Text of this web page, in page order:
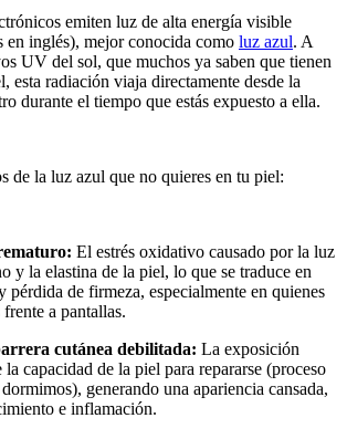
emiten luz de alta energía visible
en inglés), mejor conocida como luz azul. A
UV del sol, que muchos ya saben que tienen
esta radiación viaja directamente desde la
durante el tiempo que estás expuesto a ella.
de la luz azul que no quieres en tu piel:
El estrés oxidativo causado por la luz
y la elastina de la piel, lo que se traduce en
pérdida de firmeza, especialmente en quienes
a pantallas.
cutánea debilitada: La exposición
capacidad de la piel para repararse (proceso
generando una apariencia cansada,
e inflamación.